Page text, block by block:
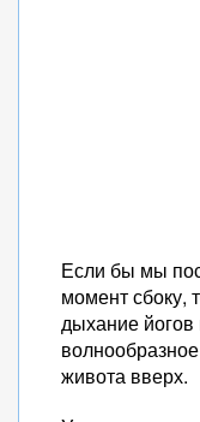
Если бы мы
момент сбоку,
дыхание
живота вверх.